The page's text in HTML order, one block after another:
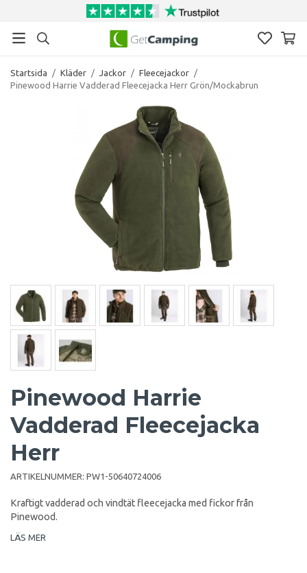
Startsida / Kläder / Jackor / Fleecejackor /
Pinewood Harrie Vadderad Fleecejacka Herr Grön/Mockabrun
Pinewood Harrie
Vadderad Fleecejacka
Herr
ARTIKELNUMMER: PW1-50640724006
Kraftigt vadderad och vindtät fleecejacka med fickor från
Pinewood.
LÄS MER